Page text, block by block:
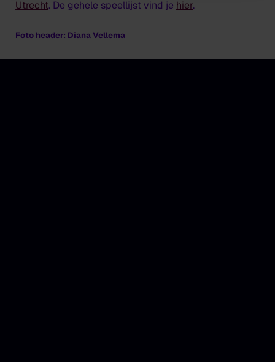
Utrecht. De gehele speellijst vind je hier.
Foto header: Diana Vellema